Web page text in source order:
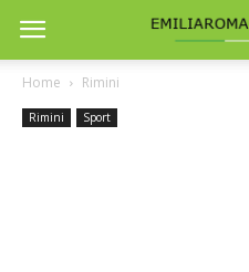
Home Rimini
Rimini Sport